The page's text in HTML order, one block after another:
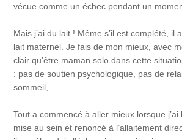
vécue comme un échec pendant un
Mais j’ai du lait ! Même s’il est complété, il
lait maternel. Je fais de mon mieux, avec
clair qu’être maman solo dans cette
: pas de soutien psychologique, pas de
sommeil, …
Tout a commencé à aller mieux lorsque
mise au sein et renoncé à l’allaitement